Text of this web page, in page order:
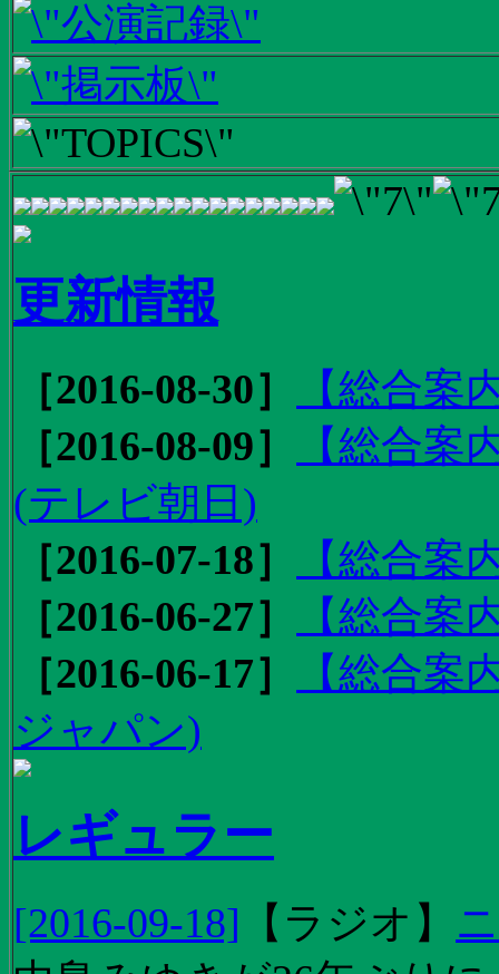
更新情報
［2016-08-30］
【総合
［2016-08-09］
【総合
(テレビ朝日)
［2016-07-18］
【総合案
［2016-06-27］
【総合案
［2016-06-17］
【総合
ジャパン)
レギュラー
[2016-09-18] 【 ラジオ 】